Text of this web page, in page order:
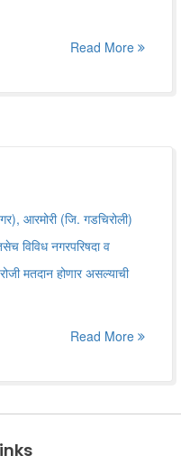
Read More
आरमोरी (जि. गडचिरोली)
विविध नगरपरिषदा व
मतदान होणार असल्याची
Read More